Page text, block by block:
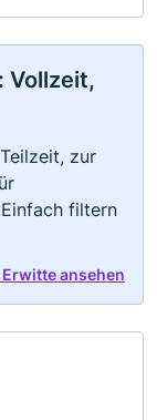
Vollzeit,
zur
filtern
ansehen